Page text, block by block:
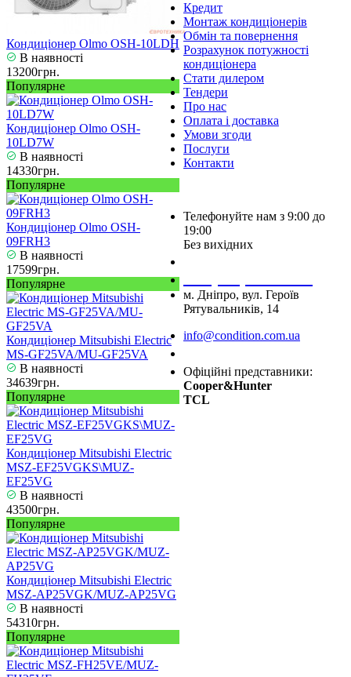
Кондиціонер Olmo OSH-10LDH
В наявності
13200грн.
Популярне
Кондиціонер Olmo OSH-
10LD7W
В наявності
14330грн.
Популярне
Кондиціонер Olmo OSH-
09FRH3
В наявності
17599грн.
Популярне
Кондиціонер Mitsubishi Electric
MS-GF25VA/MU-GF25VA
В наявності
34639грн.
Популярне
Кондиціонер Mitsubishi Electric
MSZ-EF25VGKS\MUZ-
EF25VG
В наявності
43500грн.
Популярне
Кондиціонер Mitsubishi Electric
MSZ-AP25VGK/MUZ-AP25VG
В наявності
54310грн.
Популярне
Кредит
Монтаж кондиціонерів
Обмін та повернення
Розрахунок потужності
кондиціонера
Стати дилером
Тендери
Про нас
Оплата і доставка
Умови згоди
Послуги
Контакти
Телефонуйте нам з 9:00 до
19:00
Без вихідних
м. Дніпро, вул. Героїв
Рятувальників, 14
info@condition.com.ua
Офіційні представники:
Cooper&Hunter
TCL